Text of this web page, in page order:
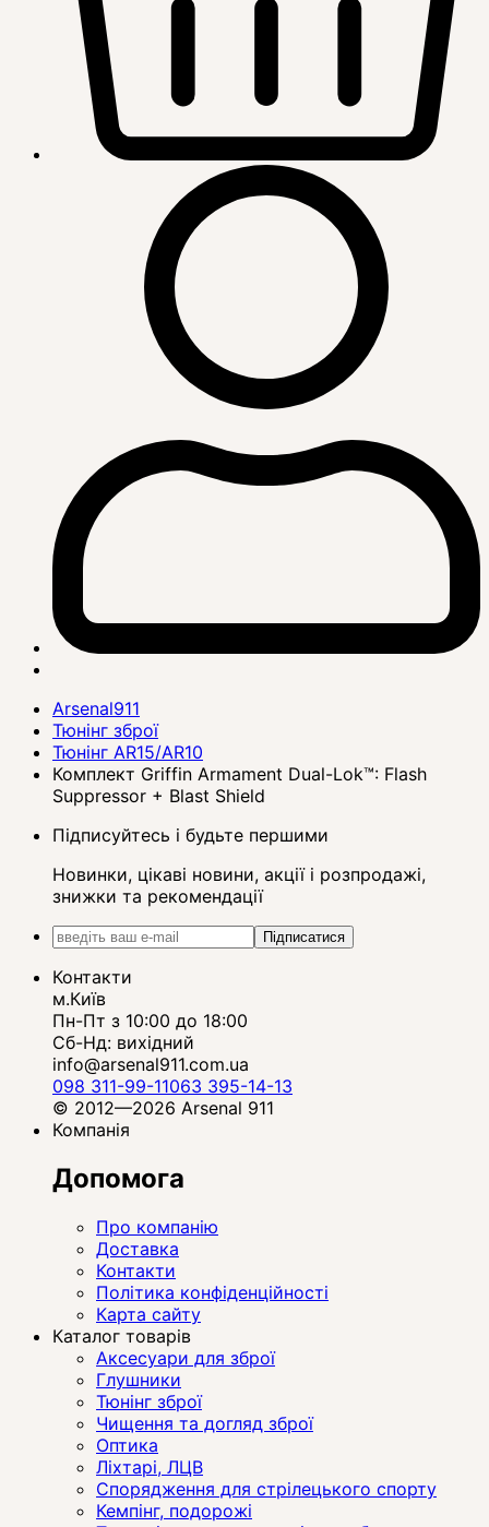
Arsenal911
Тюнінг зброї
Тюнінг AR15/AR10
Комплект Griffin Armament Dual-Lok™: Flash
Suppressor + Blast Shield
Підписуйтесь і будьте першими
Новинки, цікаві новини, акції і розпродажі,
знижки та рекомендації
Підписатися
Контакти
м.Київ
Пн-Пт з 10:00 до 18:00
Сб-Нд: вихідний
info@arsenal911.com.ua
098 311-99-11063 395-14-13
© 2012—2026 Arsenal 911
Компанія
Допомога
Про компанію
Доставка
Контакти
Політика конфіденційності
Карта сайту
Каталог товарів
Аксесуари для зброї
Глушники
Тюнінг зброї
Чищення та догляд зброї
Оптика
Ліхтарі, ЛЦВ
Спорядження для стрілецького спорту
Кемпінг, подорожі